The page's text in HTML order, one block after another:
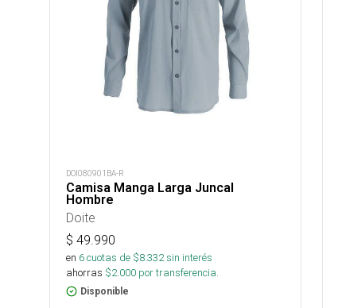
DOI080901BA-R
Camisa Manga Larga Juncal
Hombre
Doite
$ 49.990
en 6cuotas de $8.332sin interés
ahorras $2.000 por transferencia.
Disponible